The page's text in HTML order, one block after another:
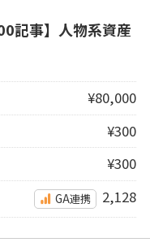
記事】人物系資産
¥80,000
¥300
¥300
GA連携 2,128